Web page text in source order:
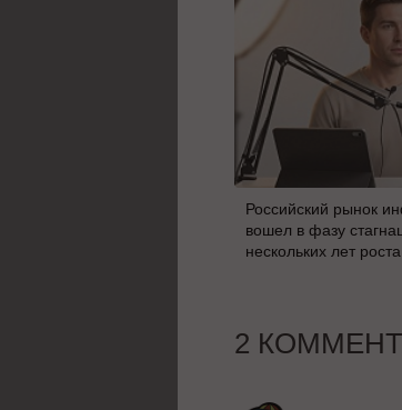
Российский рынок
вошел в фазу
нескольких лет роста
2